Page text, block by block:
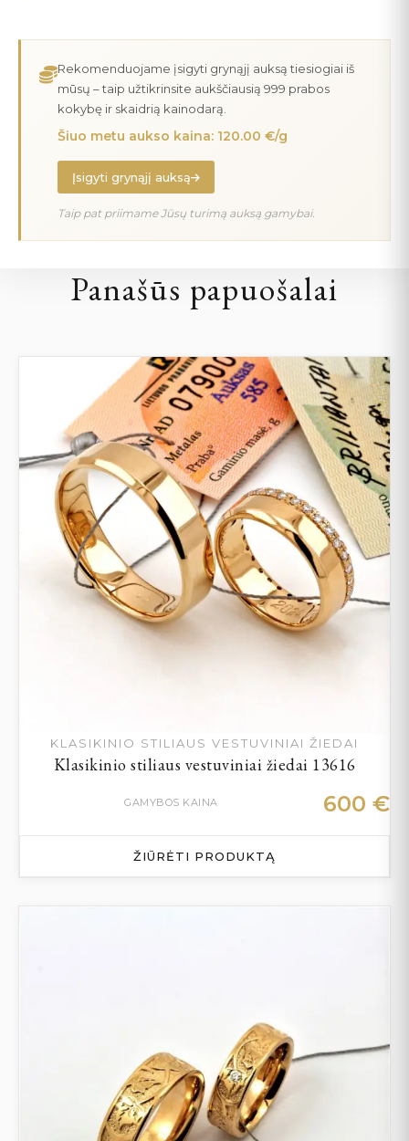
Rekomenduojame įsigyti grynąjį auksą tiesiogiai iš
mūsų – taip užtikrinsite aukščiausią 999 prabos
kokybę ir skaidrią kainodarą.
Šiuo metu aukso kaina: 120.00 €/g
Įsigyti grynąjį auksą
Taip pat priimame Jūsų turimą auksą gamybai.
Panašūs papuošalai
KLASIKINIO STILIAUS VESTUVINIAI ŽIEDAI
Klasikinio stiliaus vestuviniai žiedai 13616
GAMYBOS KAINA 600 €
ŽIŪRĖTI PRODUKTĄ